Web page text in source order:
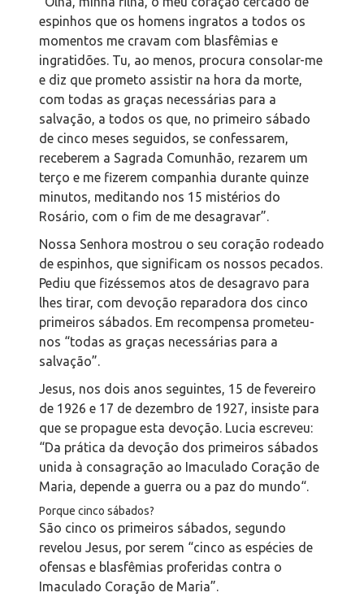
espinhos que os homens ingratos a todos os
momentos me cravam com blasfêmias e
ingratidões. Tu, ao menos, procura consolar-me
e diz que prometo assistir na hora da morte,
com todas as graças necessárias para a
salvação, a todos os que, no primeiro sábado
de cinco meses seguidos, se confessarem,
receberem a Sagrada Comunhão, rezarem um
terço e me fizerem companhia durante quinze
minutos, meditando nos 15 mistérios do
Rosário, com o fim de me desagravar”.
Nossa Senhora mostrou o seu coração rodeado
de espinhos, que significam os nossos pecados.
Pediu que fizéssemos atos de desagravo para
lhes tirar, com devoção reparadora dos cinco
primeiros sábados. Em recompensa prometeu-
nos “todas as graças necessárias para a
salvação”.
Jesus, nos dois anos seguintes, 15 de fevereiro
de 1926 e 17 de dezembro de 1927, insiste para
que se propague esta devoção. Lucia escreveu:
“Da prática da devoção dos primeiros sábados
unida à consagração ao Imaculado Coração de
Maria, depende a guerra ou a paz do mundo“.
Porque cinco sábados?
São cinco os primeiros sábados, segundo
revelou Jesus, por serem “cinco as espécies de
ofensas e blasfêmias proferidas contra o
Imaculado Coração de Maria”.